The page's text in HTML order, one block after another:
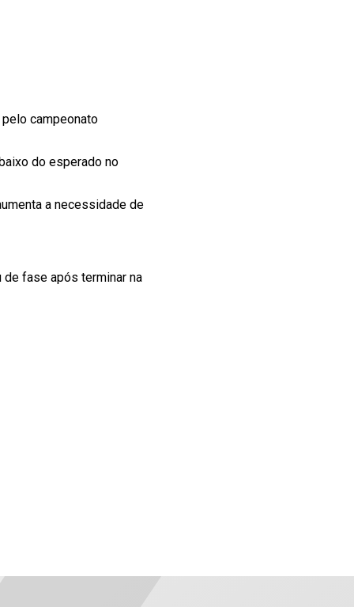
campeonato
do esperado no
a necessidade de
de fase após terminar na